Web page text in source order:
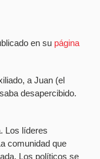
en su página
a Juan (el
desapercibido.
Los lí­deres
comunidad que
Los polí­ticos se